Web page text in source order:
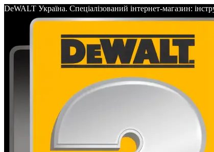
DeWALT Україна. Спеціалізований інтернет-магазин: